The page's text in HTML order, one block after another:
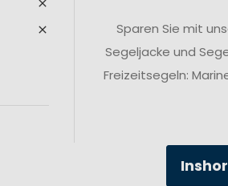
Sparen Sie mit
Segeljacke und
Freizeitsegeln: